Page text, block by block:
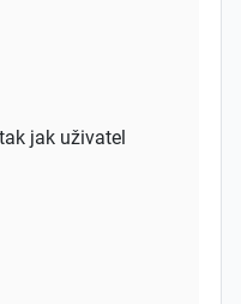
jak uživatel